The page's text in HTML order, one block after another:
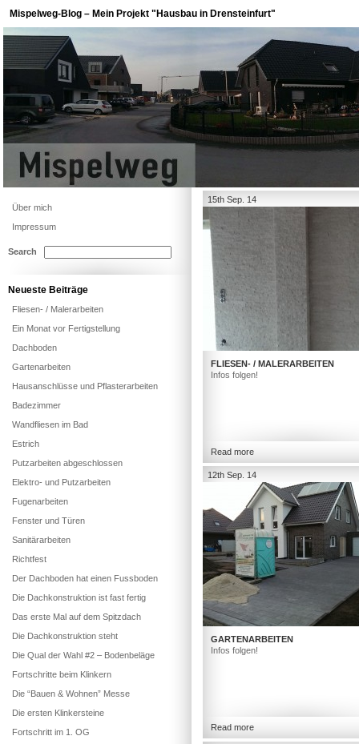
Mispelweg-Blog – Mein Projekt "Hausbau in Drensteinfurt"
15th Sep. 14
FLIESEN- / MALERARBEITEN
Infos folgen!
Read more
12th Sep. 14
GARTENARBEITEN
Infos folgen!
Read more
Über mich
Impressum
Search
Neueste Beiträge
Fliesen- / Malerarbeiten
Ein Monat vor Fertigstellung
Dachboden
Gartenarbeiten
Hausanschlüsse und Pflasterarbeiten
Badezimmer
Wandfliesen im Bad
Estrich
Putzarbeiten abgeschlossen
Elektro- und Putzarbeiten
Fugenarbeiten
Fenster und Türen
Sanitärarbeiten
Richtfest
Der Dachboden hat einen Fussboden
Die Dachkonstruktion ist fast fertig
Das erste Mal auf dem Spitzdach
Die Dachkonstruktion steht
Die Qual der Wahl #2 – Bodenbeläge
Fortschritte beim Klinkern
Die “Bauen & Wohnen” Messe
Die ersten Klinkersteine
Fortschritt im 1. OG